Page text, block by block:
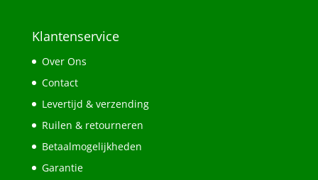
Klantenservice
Over Ons
Contact
Levertijd & verzending
Ruilen & retourneren
Betaalmogelijkheden
Garantie